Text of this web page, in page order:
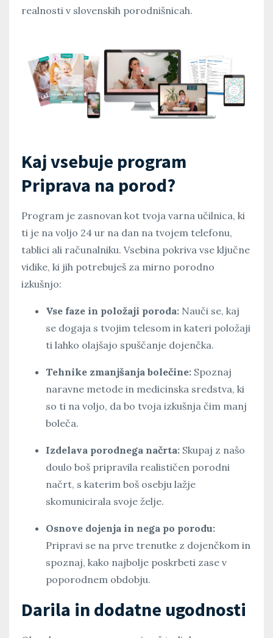
realnosti v slovenskih porodnišnicah.
Kaj vsebuje program
Priprava na porod?
Program je zasnovan kot tvoja varna učilnica, ki
ti je na voljo 24 ur na dan na tvojem telefonu,
tablici ali računalniku. Vsebina pokriva vse ključne
vidike, ki jih potrebuješ za mirno porodno
izkušnjo:
Vse faze in položaji poroda: Nauči se, kaj
se dogaja s tvojim telesom in kateri položaji
ti lahko olajšajo spuščanje dojenčka.
Tehnike zmanjšanja bolečine: Spoznaj
naravne metode in medicinska sredstva, ki
so ti na voljo, da bo tvoja izkušnja čim manj
boleča.
Izdelava porodnega načrta: Skupaj z našo
doulo boš pripravila realističen porodni
načrt, s katerim boš osebju lažje
skomunicirala svoje želje.
Osnove dojenja in nega po porodu:
Pripravi se na prve trenutke z dojenčkom in
spoznaj, kako najbolje poskrbeti zase v
poporodnem obdobju.
Darila in dodatne ugodnosti